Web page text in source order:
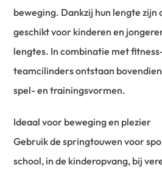
beweging. Dankzij hun lengte zijn
geschikt voor kinderen en
lengtes. In combinatie met
teamcilinders ontstaan
spel- en trainingsvormen.
Ideaal voor beweging en plezier
Gebruik de springtouwen voor
school, in de kinderopvang, bij